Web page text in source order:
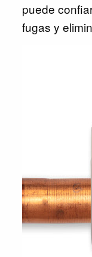
puede
fugas y